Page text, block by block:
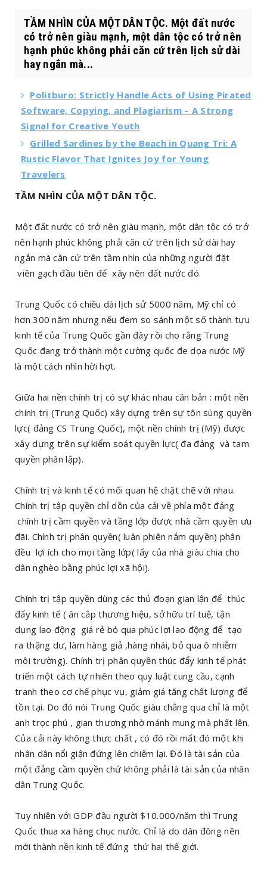
TẦM NHÌN CỦA MỘT DÂN TỘC. Một đất nước
có trở nên giàu mạnh, một dân tộc có trở nên
hạnh phúc không phải căn cứ trên lịch sử dài
hay ngắn mà...
Politburo: Strictly Handle Acts of Using Pirated
Software, Copying, and Plagiarism – A Strong
Signal for Creative Youth
Grilled Sardines by the Beach in Quang Tri: A
Rustic Flavor That Ignites Joy for Young
Travelers
TẦM NHÌN CỦA MỘT DÂN TỘC.
Một đất nước có trở nên giàu mạnh, một dân tộc có trở
nên hạnh phúc không phải căn cứ trên lịch sử dài hay
ngắn mà căn cứ trên tầm nhìn của những người đặt
viên gạch đầu tiên để xây nên đất nước đó.
Trung Quốc có chiều dài lịch sử 5000 năm, Mỹ chỉ có
hơn 300 năm nhưng nếu đem so sánh một số thành tựu
kinh tế của Trung Quốc gần đây rồi cho rằng Trung
Quốc đang trở thành một cường quốc đe dọa nước Mỹ
là một cách nhìn hời hợt.
Giữa hai nền chính trị có sự khác nhau căn bản : một nền
chính trị (Trung Quốc) xây dựng trên sự tôn sùng quyền
lực( đảng CS Trung Quốc), một nền chính trị (Mỹ) được
xây dựng trên sự kiểm soát quyền lực( đa đảng và tam
quyền phân lập).
Chính trị và kinh tế có mối quan hệ chặt chẽ với nhau.
Chính trị tập quyền chỉ dồn của cải về phía một đảng
chính trị cầm quyền và tầng lớp được nhà cầm quyền ưu
đãi. Chính trị phân quyền( luân phiên nắm quyền) phân
đều lợi ích cho mọi tầng lớp( lấy của nhà giàu chia cho
dân nghèo bằng phúc lợi xã hội).
Chính trị tập quyền dùng các thủ đoạn gian lận để thúc
đẩy kinh tế ( ăn cắp thương hiệu, sở hữu trí tuệ, tận
dụng lao động giá rẻ bỏ qua phúc lợi lao động để tạo
ra thặng dư, làm hàng giả ,hàng nhái, bỏ qua ô nhiễm
môi trường). Chính trị phân quyền thúc đẩy kinh tế phát
triển một cách tự nhiên theo quy luật cung cầu, cạnh
tranh theo cơ chế phục vụ, giảm giá tăng chất lượng để
tồn tại. Do đó nói Trung Quốc giàu chẳng qua chỉ là một
anh trọc phú , gian thương nhờ mánh mung mà phất lên.
Của cải này không thực chất , có đó rồi mất đó một khi
nhân dân nổi giận đứng lên chiếm lại. Đó là tài sản của
một đảng cầm quyền chứ không phải là tài sản của nhân
dân Trung Quốc.
Tuy nhiên với GDP đầu người $10.000/năm thì Trung
Quốc thua xa hàng chục nước. Chỉ là do dân đông nên
mới thành nền kinh tế đứng thứ hai thế giới.